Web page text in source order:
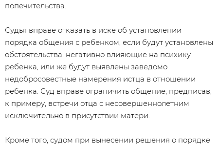
попечительства.
Судья вправе отказать в иске об установлении
порядка общения с ребенком, если будут установлены
обстоятельства, негативно влияющие на психику
ребенка, или же будут выявлены заведомо
недобросовестные намерения истца в отношении
ребенка. Суд вправе ограничить общение, предписав,
к примеру, встречи отца с несовершеннолетним
исключительно в присутствии матери.
Кроме того, судом при вынесении решения о порядке